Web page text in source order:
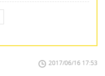
2017/06/16 17:53